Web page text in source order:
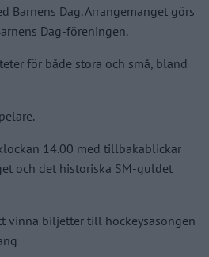
Barnens Dag. Arrangemanget görs
Dag-föreningen.
för både stora och små, bland
14.00 med tillbakablickar
och det historiska SM-guldet
vinna biljetter till hockeysäsongen